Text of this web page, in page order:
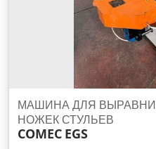
МАШИНА ДЛЯ
НОЖЕК СТУЛЬЕВ
COMEC EGS